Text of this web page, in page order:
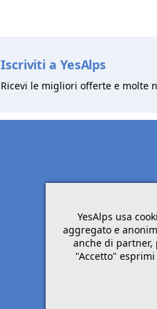
Iscriviti a YesAlps
Ricevi le migliori offerte e molte
YesAlps usa
aggregato e
anche di
"Accetto"